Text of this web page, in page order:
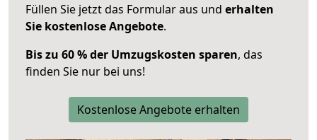
Füllen Sie jetzt das Formular aus und erhalten
Sie kostenlose Angebote.
Bis zu 60 % der Umzugskosten sparen, das
finden Sie nur bei uns!
Kostenlose Angebote erhalten